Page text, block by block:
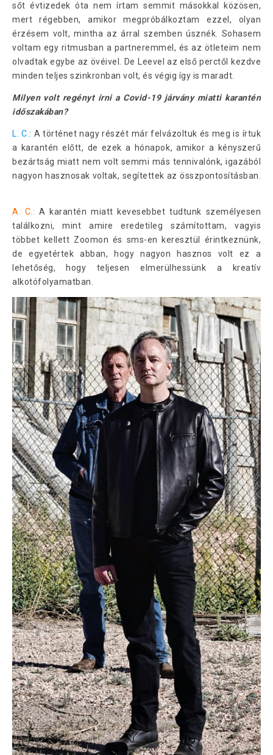
sőt évtizedek óta nem írtam semmit másokkal közösen,
mert régebben, amikor megpróbálkoztam ezzel, olyan
érzésem volt, mintha az árral szemben úsznék. Sohasem
voltam egy ritmusban a partneremmel, és az ötleteim nem
olvadtak egybe az övéivel. De Leevel az első perctől kezdve
minden teljes szinkronban volt, és végig így is maradt.
Milyen volt regényt írni a Covid-19 járvány miatti karantén
időszakában?
L. C.: A történet nagy részét már felvázoltuk és meg is írtuk
a karantén előtt, de ezek a hónapok, amikor a kényszerű
bezártság miatt nem volt semmi más tennivalónk, igazából
nagyon hasznosak voltak, segítettek az összpontosításban.
A. C.: A karantén miatt kevesebbet tudtunk személyesen
találkozni, mint amire eredetileg számítottam, vagyis
többet kellett Zoomon és sms-en keresztül érintkeznünk,
de egyetértek abban, hogy nagyon hasznos volt ez a
lehetőség, hogy teljesen elmerülhessünk a kreatív
alkotófolyamatban.